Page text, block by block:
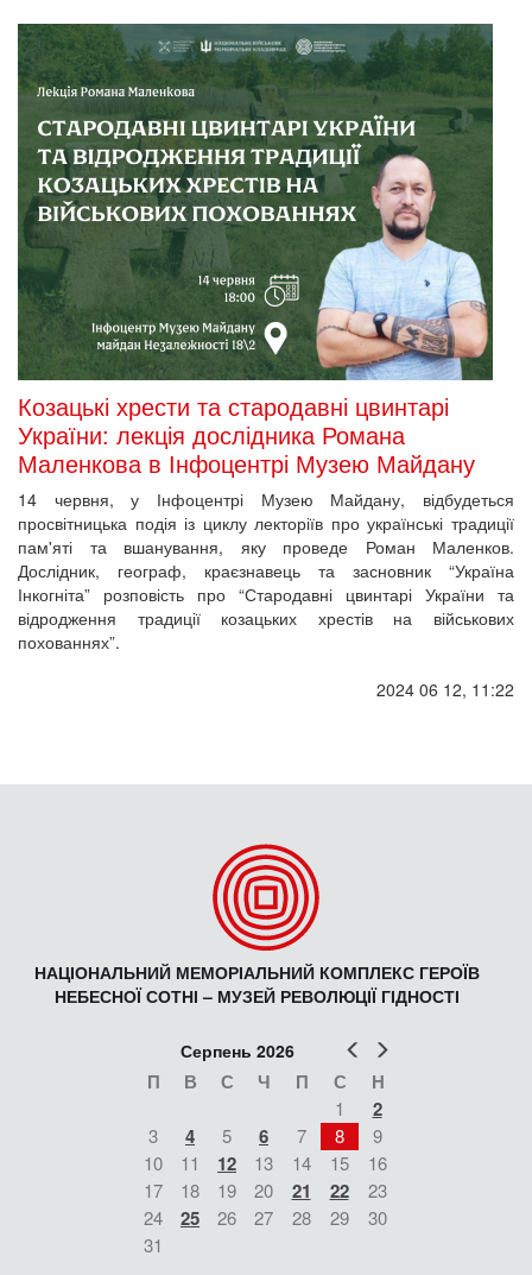
Козацькі хрести та стародавні цвинтарі
України: лекція дослідника Романа
Маленкова в Інфоцентрі Музею Майдану
14 червня, у Інфоцентрі Музею Майдану, відбудеться
просвітницька подія із циклу лекторіїв про українські традиції
пам'яті та вшанування, яку проведе Роман Маленков.
Дослідник, географ, краєзнавець та засновник “Україна
Інкогніта” розповість про “Стародавні цвинтарі України та
відродження традиції козацьких хрестів на військових
похованнях”.
2024 06 12, 11:22
НАЦІОНАЛЬНИЙ МЕМОРІАЛЬНИЙ КОМПЛЕКС ГЕРОЇВ
НЕБЕСНОЇ СОТНІ – МУЗЕЙ РЕВОЛЮЦІЇ ГІДНОСТІ
Попер
Серпень 2026
П В С Ч П С Н
1 2
3 4 5 6 7 8
9
10
11 12 13 14 15
16
17
18 19 20 21 22
23
24
25 26 27 28 29
30
31